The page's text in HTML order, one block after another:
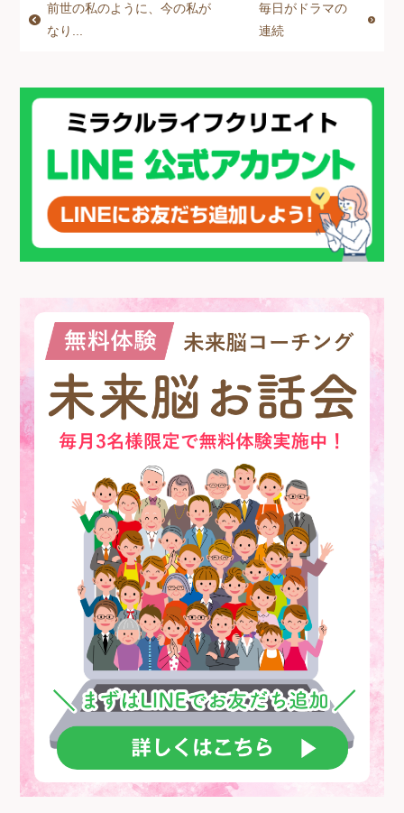
e
o
k
e
er
er
前世の私のように、今の私が
なり...
毎日がドラマの
連続